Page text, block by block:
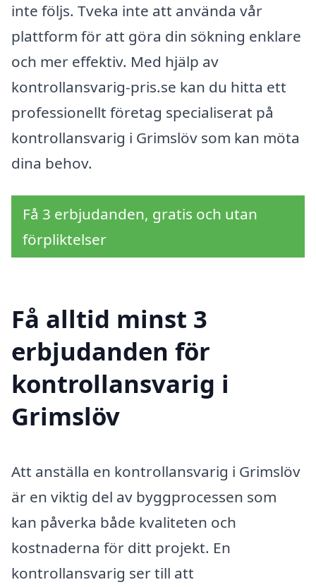
inte följs. Tveka inte att använda vår
plattform för att göra din sökning enklare
och mer effektiv. Med hjälp av
kontrollansvarig-pris.se kan du hitta ett
professionellt företag specialiserat på
kontrollansvarig i Grimslöv som kan möta
dina behov.
Få 3 erbjudanden, gratis och utan
förpliktelser
Få alltid minst 3
erbjudanden för
kontrollansvarig i
Grimslöv
Att anställa en kontrollansvarig i Grimslöv
är en viktig del av byggprocessen som
kan påverka både kvaliteten och
kostnaderna för ditt projekt. En
kontrollansvarig ser till att